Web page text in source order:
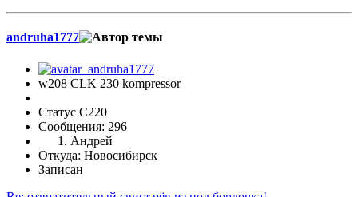
andruha1777
w208 CLK 230 kompressor
Статус C220
Сообщения: 296
Андрей
Откуда: Новосибирск
Записан